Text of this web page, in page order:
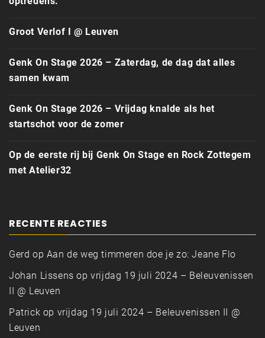
Groot Verlof I @ Leuven
Genk On Stage 2026 – Zaterdag, de dag dat alles
samen kwam
Genk On Stage 2026 – Vrijdag knalde als het
startschot voor de zomer
Op de eerste rij bij Genk On Stage en Rock Zottegem
met Atelier32
RECENTE REACTIES
Gerd op Aan de weg timmeren doe je zo: Jeane Flo
Johan Lissens opvrijdag 19 juli 2024 – Beleuvenissen
II @ Leuven
Patrick op vrijdag 19 juli 2024 – Beleuvenissen II @
Leuven